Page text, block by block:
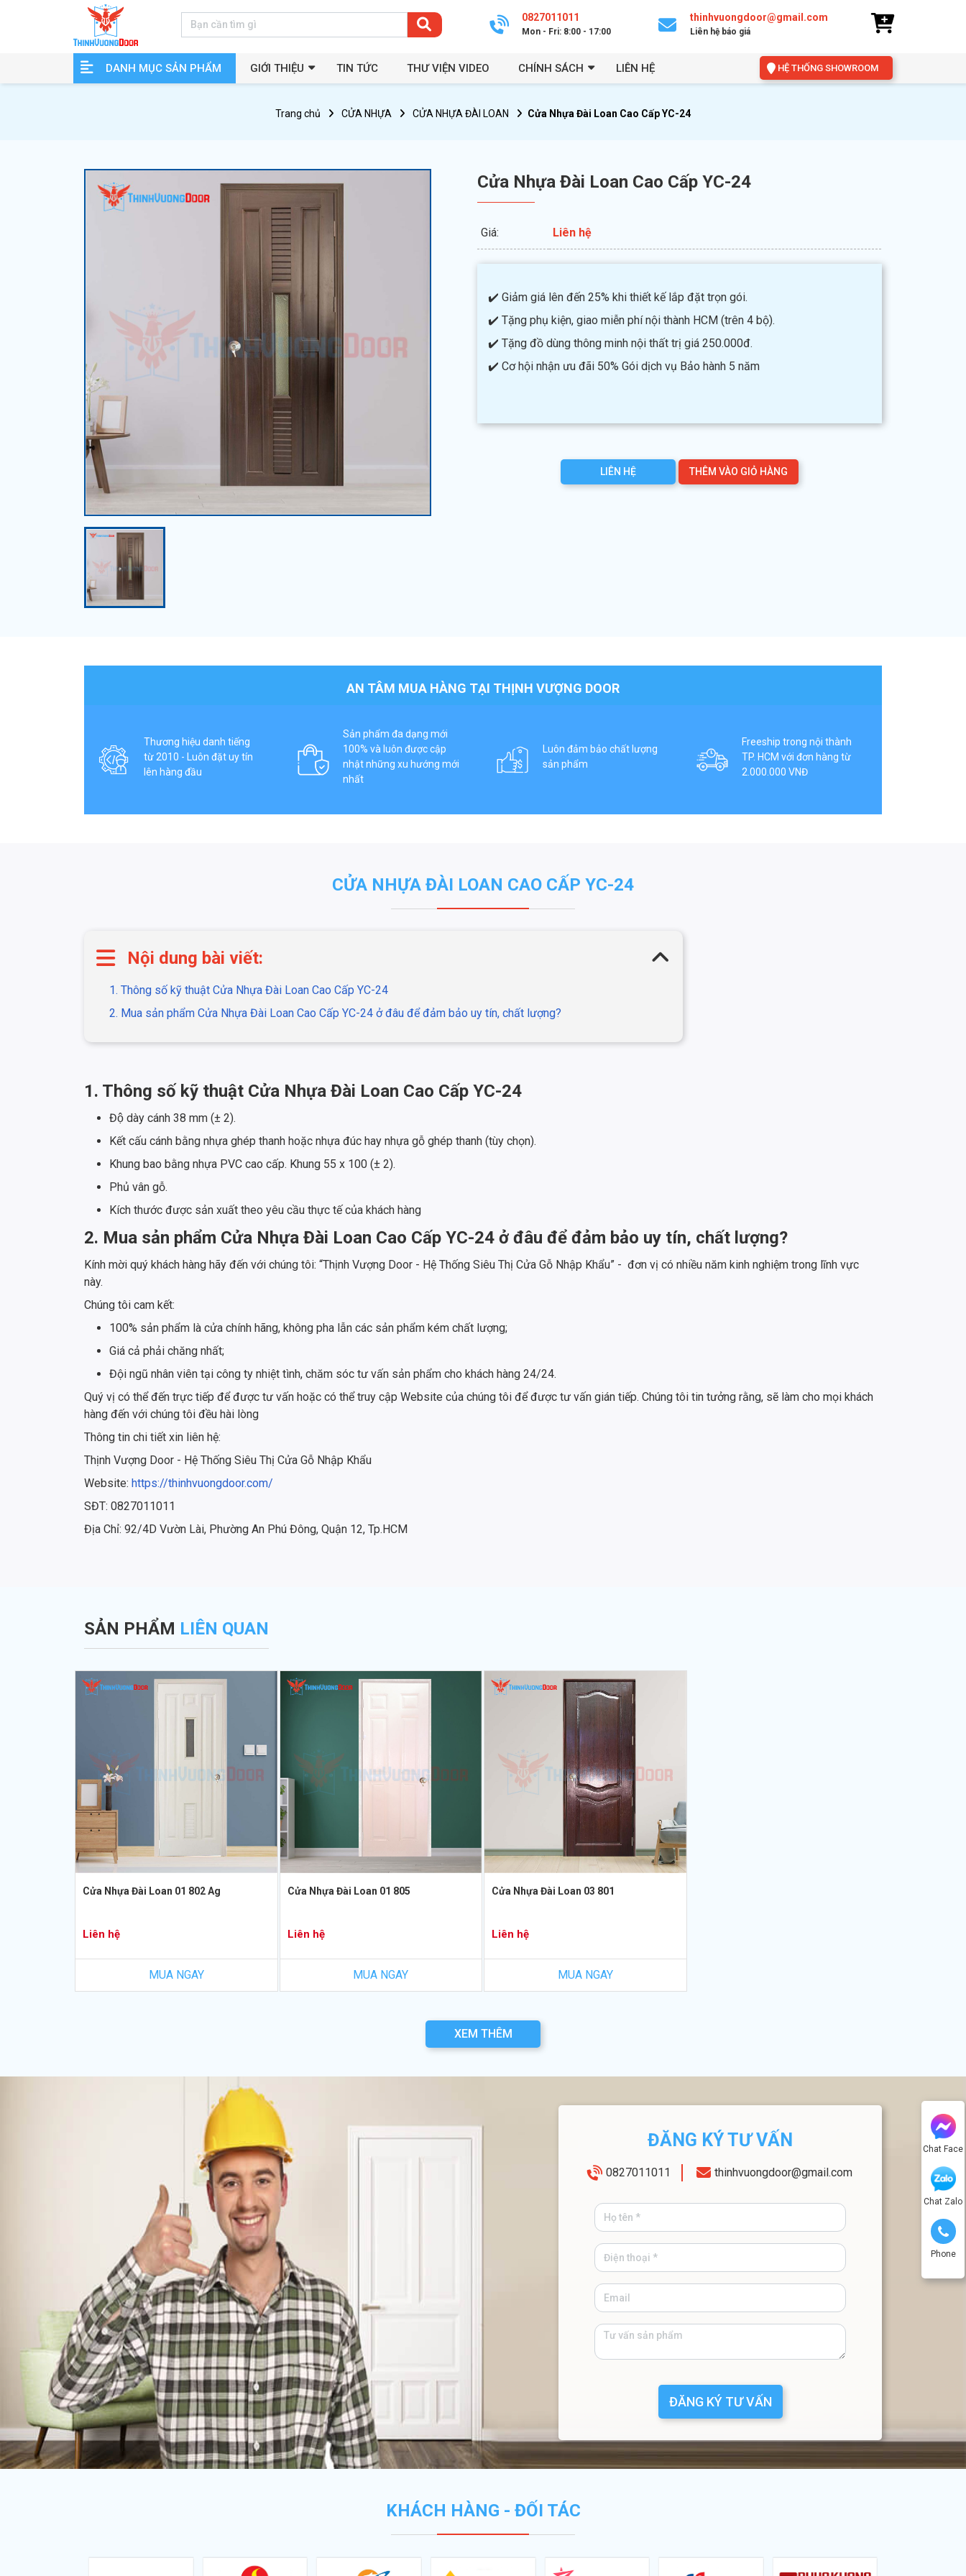
0827011011
Mon - Fri: 8:00 - 17:00
thinhvuongdoor@gmail.com
Liên hệ báo giá
DANH MỤC SẢN PHẨM GIỚI THIỆU TIN TỨC THƯ VIỆN VIDEO CHÍNH SÁCH LIÊN HỆ HỆ THỐNG SHOWROOM
Chat Face
Chat Zalo
Phone
Trang chủ CỬA NHỰA CỬA NHỰA ĐÀI LOAN Cửa Nhựa Đài Loan Cao Cấp YC-24
Cửa Nhựa Đài Loan Cao Cấp YC-24
Giá: Liên hệ
✔️ Giảm giá lên đến 25% khi thiết kế lắp đặt trọn gói.
✔️ Tặng phụ kiện, giao miễn phí nội thành HCM (trên 4 bộ).
✔️ Tặng đồ dùng thông minh nội thất trị giá 250.000đ.
✔️ Cơ hội nhận ưu đãi 50% Gói dịch vụ Bảo hành 5 năm
LIÊN HỆ THÊM VÀO GIỎ HÀNG
AN TÂM MUA HÀNG TẠI THỊNH VƯỢNG DOOR
Thương hiệu danh tiếng
từ 2010 - Luôn đặt uy tín
lên hàng đầu
Sản phẩm đa dạng mới
100% và luôn được cập
nhật những xu hướng mới
nhất
Luôn đảm bảo chất lượng
sản phẩm
Freeship trong nội thành
TP. HCM với đơn hàng từ
2.000.000 VNĐ
CỬA NHỰA ĐÀI LOAN CAO CẤP YC-24
Nội dung bài viết:
1. Thông số kỹ thuật Cửa Nhựa Đài Loan Cao Cấp YC-24
2. Mua sản phẩm Cửa Nhựa Đài Loan Cao Cấp YC-24 ở đâu để đảm bảo uy tín, chất lượng?
1. Thông số kỹ thuật Cửa Nhựa Đài Loan Cao Cấp YC-24
Độ dày cánh 38 mm (± 2).
Kết cấu cánh bằng nhựa ghép thanh hoặc nhựa đúc hay nhựa gỗ ghép thanh (tùy chọn).
Khung bao bằng nhựa PVC cao cấp. Khung 55 x 100 (± 2).
Phủ vân gỗ.
Kích thước được sản xuất theo yêu cầu thực tế của khách hàng
2. Mua sản phẩm Cửa Nhựa Đài Loan Cao Cấp YC-24 ở đâu để đảm bảo uy tín, chất lượng?
Kính mời quý khách hàng hãy đến với chúng tôi: “Thịnh Vượng Door - Hệ Thống Siêu Thị Cửa Gỗ Nhập Khẩu” - đơn vị có nhiều năm kinh nghiệm trong lĩnh vực
này.
Chúng tôi cam kết:
100% sản phẩm là cửa chính hãng, không pha lẫn các sản phẩm kém chất lượng;
Giá cả phải chăng nhất;
Đội ngũ nhân viên tại công ty nhiệt tình, chăm sóc tư vấn sản phẩm cho khách hàng 24/24.
Quý vị có thể đến trực tiếp để được tư vấn hoặc có thể truy cập Website của chúng tôi để được tư vấn gián tiếp. Chúng tôi tin tưởng rằng, sẽ làm cho mọi khách
hàng đến với chúng tôi đều hài lòng
Thông tin chi tiết xin liên hệ:
Thịnh Vượng Door - Hệ Thống Siêu Thị Cửa Gỗ Nhập Khẩu
Website: https://thinhvuongdoor.com/
SĐT: 0827011011
Địa Chỉ: 92/4D Vườn Lài, Phường An Phú Đông, Quận 12, Tp.HCM
SẢN PHẨM LIÊN QUAN
Cửa Nhựa Đài Loan 01 802 Ag
Liên hệ
MUA NGAY
Cửa Nhựa Đài Loan 01 805
Liên hệ
MUA NGAY
Cửa Nhựa Đài Loan 03 801
Liên hệ
MUA NGAY
XEM THÊM
ĐĂNG KÝ TƯ VẤN
0827011011 thinhvuongdoor@gmail.com
ĐĂNG KÝ TƯ VẤN
KHÁCH HÀNG - ĐỐI TÁC